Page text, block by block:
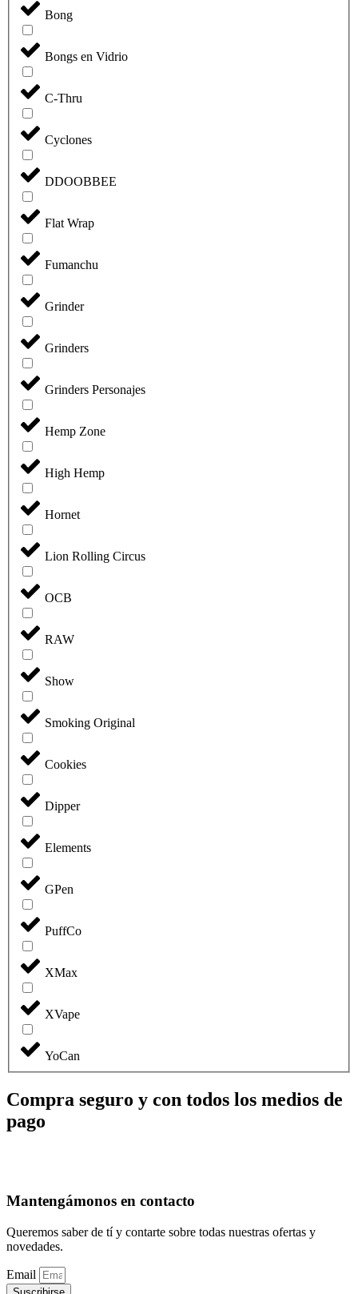
Bong
Bongs en Vidrio
C-Thru
Cyclones
DDOOBBEE
Flat Wrap
Fumanchu
Grinder
Grinders
Grinders Personajes
Hemp Zone
High Hemp
Hornet
Lion Rolling Circus
OCB
RAW
Show
Smoking Original
Cookies
Dipper
Elements
GPen
PuffCo
XMax
XVape
YoCan
Compra seguro y con todos los medios de
pago
Mantengámonos en contacto
Queremos saber de tí y contarte sobre todas nuestras ofertas y
novedades.
Email